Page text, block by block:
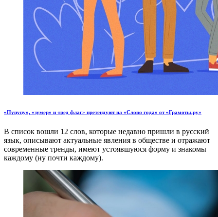
«Пупупу», «зумер» и «ред флаг» претендуют на «Слово года» от «Грамоты.ру»
В список вошли 12 слов, которые недавно пришли в русский
язык, описывают актуальные явления в обществе и отражают
современные тренды, имеют устоявшуюся форму и знакомы
каждому (ну почти каждому).